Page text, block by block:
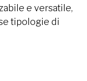
e versatile,
tipologie di